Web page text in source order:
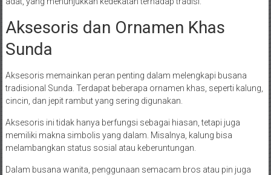
Aksesoris dan Ornamen Khas
Sunda
Aksesoris memainkan peran penting dalam melengkapi busana
tradisional Sunda. Terdapat beberapa ornamen khas, seperti kalung,
cincin, dan jepit rambut yang sering digunakan.
Aksesoris ini tidak hanya berfungsi sebagai hiasan, tetapi juga
memiliki makna simbolis yang dalam. Misalnya, kalung bisa
melambangkan status sosial atau keberuntungan.
Dalam busana wanita, penggunaan semacam bros atau pin juga